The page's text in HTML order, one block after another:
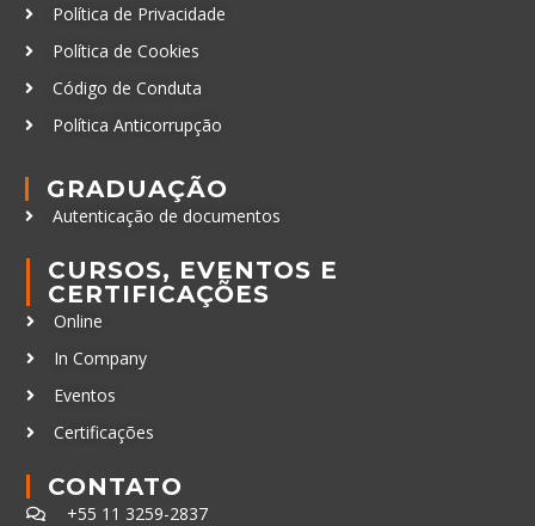
Política de Privacidade
Política de Cookies
Código de Conduta
Política Anticorrupção
GRADUAÇÃO
Autenticação de documentos
CURSOS, EVENTOS E
CERTIFICAÇÕES
Online
In Company
Eventos
Certificações
CONTATO
+55 11 3259-2837